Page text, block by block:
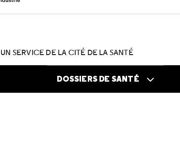
UN SERVICE DE LA CITÉ DE LA SANTÉ
DOSSIERS DE SANTÉ